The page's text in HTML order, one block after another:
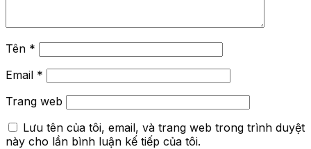
Tên *
Email *
Trang web
Lưu tên của tôi, email, và trang web trong trình duyệt
này cho lần bình luận kế tiếp của tôi.